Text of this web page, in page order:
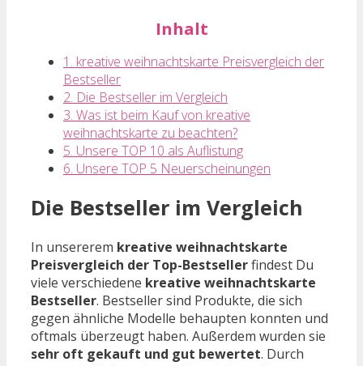
Inhalt
1. kreative weihnachtskarte Preisvergleich der
Bestseller
2. Die Bestseller im Vergleich
3. Was ist beim Kauf von kreative
weihnachtskarte zu beachten?
5. Unsere TOP 10 als Auflistung
6. Unsere TOP 5 Neuerscheinungen
Die Bestseller im Vergleich
In unsererem kreative weihnachtskarte
Preisvergleich der Top-Bestsellerfindest Du
viele verschiedene kreative weihnachtskarte
Bestseller. Bestseller sind Produkte, die sich
gegen ähnliche Modelle behaupten konnten und
oftmals überzeugt haben. Außerdem wurden sie
sehr oft gekauft und gut bewertet. Durch